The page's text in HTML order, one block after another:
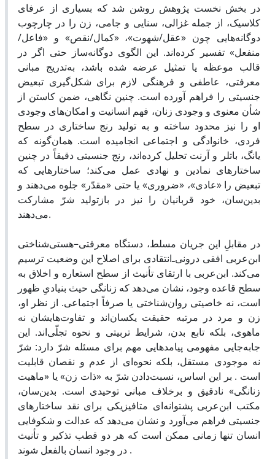
در بخش نخست پژوهش روشن شد که بسیاری از عرفای
کلاسیک، از جمله غزالی، سنایی و جامی، زن را در چارچوب
دوگانه‌هایی چون «عقل/شهوت»، «کمال/نقص» و «فاعل/
منفعل» تفسیر کرده‌اند. این الگوی دوگانه‌ساز حتی اگر در
قالب موعظه یا تمثیل عرضه شده باشد، به‌تدریج مبانی
معرفتی، عاطفی و فرهنگی لازم برای شکل‌گیری تبعیض
جنسیتی را فراهم آورده است. چنین نگاهی، ضمن کاستن از
شأن معنوی و وجودی زنان، فهم انسانیت و امکان‌های وجودی
او را نیز محدود ساخته و به تولید رنج ساختاری در سطح
فردی، خانوادگی و اجتماعی انجامیده است. همان‌گونه که
یانگ، باتلر و آرنت تحلیل کرده‌اند، رنج جنسیتی دقیقاً در چنین
ساختارهای نمادین و نهادی عمل می‌کند؛ ساختارهایی که
تبعیض را «عادی»، «ضروری» یا حتی «مقدّر» جلوه می‌دهند و
بدین‌سان، خود قربانیان را نیز در بازتولید شرّ مشارکت
می‌دهند.
در مقابلِ این جریان مسلط، دستگاه معرفتی–هستی‌شناختی
ابن‌عربی افقی درونی‌ـ‌انتقادی برای اصلاح این وضعیت ترسیم
می‌کند. ابن‌عربی با ارتقای تأنیث از سطح استعاره و اخلاق به
سطح قاعده وجود، نشان می‌دهد که زنانگی حیث بنیادیِ ظهور
است، نه خاصیتی روان‌شناختی یا صرفاً اجتماعی. از نظر او،
زن و مرد در مرتبه حقیقت یکسان‌اند و تفاوت‌هایشان نه
ماهوی، بلکه تابع بدن، شرایط تربیتی و نحوه تجلّی‌اند. این
جابه‌جایی مفهومی پیامدهایی مهم برای مسئله شرّ دارد: شرّ
نه موجودی مستقل، بلکه نحوه‌ای از عدم و نقصان قابلیت
است . بر این اساس، نسبت‌دادن شرّ به «ذات زن» یا «ماهیت
زنانگی» نادقیق و برخلاف مبانی توحیدی است. بدین‌سان،
مکتب ابن‌عربی پشتوانه‌ای متافیزیکی برای نقد ساختارهای
جنسیتی فراهم می‌آورد و نشان می‌دهد که عدالت و شکوفایی
انسان تنها زمانی ممکن است که هر دو قطب تذکیر و تأنیث
در وجود انسان بالفعل شوند .